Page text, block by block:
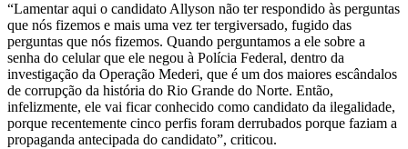
“Lamentar aqui o candidato Allyson não ter respondido às perguntas
que nós fizemos e mais uma vez ter tergiversado, fugido das
perguntas que nós fizemos. Quando perguntamos a ele sobre a
senha do celular que ele negou à Polícia Federal, dentro da
investigação da Operação Mederi, que é um dos maiores escândalos
de corrupção da história do Rio Grande do Norte. Então,
infelizmente, ele vai ficar conhecido como candidato da ilegalidade,
porque recentemente cinco perfis foram derrubados porque faziam a
propaganda antecipada do candidato”, criticou.